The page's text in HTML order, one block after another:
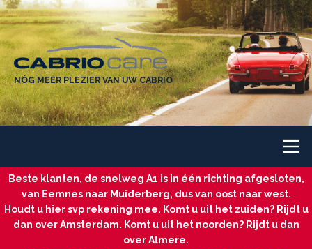
NÓG MEER PLEZIER VAN UW CABRIO
Beste klanten, de snelweg A1 is in één richting afgesloten,
van Eemnes naar Muiderberg, dus van oost naar west.
Houdt u hier svp rekening mee. Komt u uit het zuiden? Rijdt u
dan over Amsterdam. Komt u uit het noorden? Rijdt u dan
over Almere.